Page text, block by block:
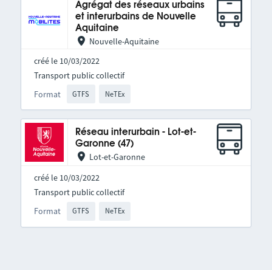
Agrégat des réseaux urbains
et interurbains de Nouvelle
Aquitaine
Nouvelle-Aquitaine
créé le 10/03/2022
Format GTFS NeTEx
Transport public collectif
Réseau interurbain - Lot-et-
Garonne (47)
Lot-et-Garonne
créé le 10/03/2022
Format GTFS NeTEx
Transport public collectif